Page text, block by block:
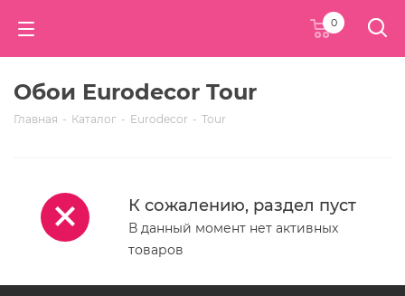
0
Обои Eurodecor Tour
Главная - Каталог - Eurodecor - Tour
К сожалению, раздел пуст
В данный момент нет активных
товаров